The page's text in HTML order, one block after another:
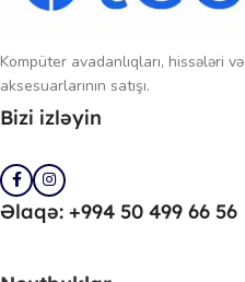
Kompüter avadanlıqları, hissələri və
aksesuarlarının satışı.
Bizi izləyin
Əlaqə: +994 50 499 66 56